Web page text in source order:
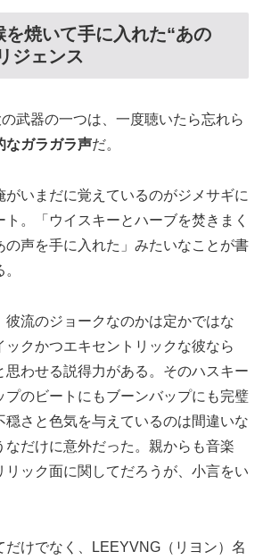
焼いて手に入れた“あの
ジェンス
武器の一つは、一度聴いたら忘れら
なガラガラ声だ。
がいまだに覚えているのがジメサギに
ト。「ウイスキーとハーブを焚きまく
の声を手に入れた」みたいなことが書
彼流のジョークなのかは定かではな
ックかつエキセントリックな彼なら
思わせる説得力がある。そのハスキー
プのビートにもブーンバップにも完璧
穏さと色気を与えているのは間違いな
なだけに意外だった。親からも音楽
リック面に関してだろうが、小言をい
だけでなく、LEEYVNG（リヨン）名